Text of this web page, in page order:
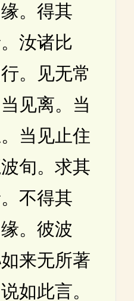
。得其
汝诸比
。见无常
见离。当
当见止住
旬。求其
不得其
。彼波
来无所著
如此言。